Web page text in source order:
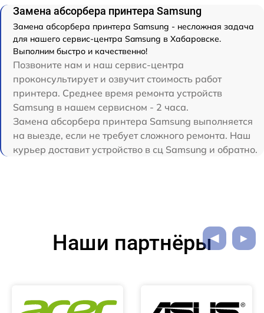
Замена абсорбера принтера Samsung
Замена абсорбера принтера Samsung - несложная задача
для нашего сервис-центра Samsung в Хабаровске.
Выполним быстро и качественно!
Позвоните нам и наш сервис-центра
проконсультирует и озвучит стоимость работ
принтера. Среднее время ремонта устройств
Samsung в нашем сервисном - 2 часа.
Замена абсорбера принтера Samsung выполняется
на выезде, если не требует сложного ремонта. Наш
курьер доставит устройство в сц Samsung и обратно.
Наши партнёры